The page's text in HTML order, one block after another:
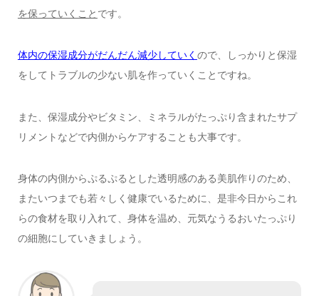
を保っていくこと です。
体内の保湿成分がだんだん減少していく ので、しっかりと保湿
をしてトラブルの少ない肌を作っていくことですね。
また、保湿成分やビタミン、ミネラルがたっぷり含まれたサプ
リメントなどで内側からケアすることも大事です。
身体の内側からぷるぷるとした透明感のある美肌作りのため、
またいつまでも若々しく健康でいるために、是非今日からこれ
らの食材を取り入れて、身体を温め、元気なうるおいたっぷり
の細胞にしていきましょう。